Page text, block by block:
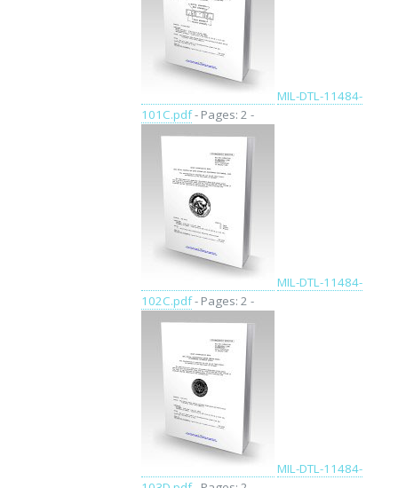
MIL-DTL-11484-
101C.pdf- Pages: 2 -
MIL-DTL-11484-
102C.pdf- Pages: 2 -
MIL-DTL-11484-